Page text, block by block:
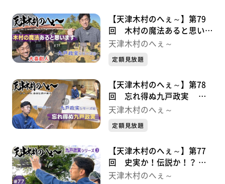
【天津木村のへぇ～】第79
回 木村の魔法あると思いま
す 九戸政実シリーズ➄
天津木村のへぇ～
定額見放題
【天津木村のへぇ～】第78
回 忘れ得ぬ九戸政実 九
戸政実シリーズ➃
天津木村のへぇ～
定額見放題
【天津木村のへぇ～】第77
回 史実か！伝説か！？ 九
戸政実シリーズ➂
天津木村のへぇ～